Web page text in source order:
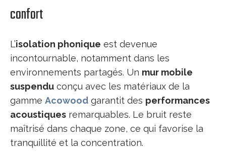
confort
L’isolation phonique est devenue
incontournable, notamment dans les
environnements partagés. Un mur mobile
suspendu conçu avec les matériaux de la
gamme Acowood garantit des performances
acoustiques remarquables. Le bruit reste
maîtrisé dans chaque zone, ce qui favorise la
tranquillité et la concentration.